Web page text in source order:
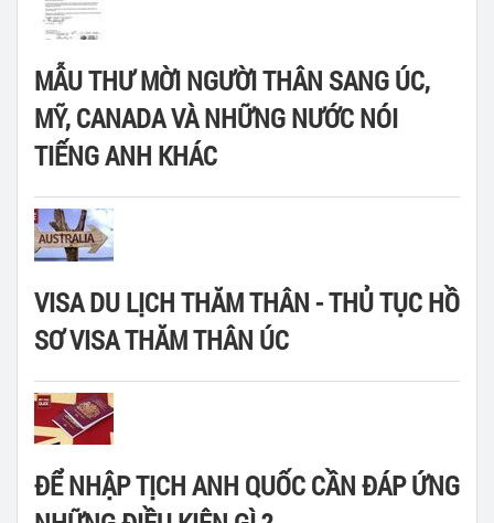
MẪU THƯ MỜI NGƯỜI THÂN SANG ÚC,
MỸ, CANADA VÀ NHỮNG NƯỚC NÓI
TIẾNG ANH KHÁC
VISA DU LỊCH THĂM THÂN - THỦ TỤC HỒ
SƠ VISA THĂM THÂN ÚC
ĐỂ NHẬP TỊCH ANH QUỐC CẦN ĐÁP ỨNG